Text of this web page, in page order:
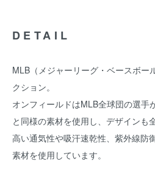
DETAIL
MLB（メジャーリーグ・ベースボー
クション。
オンフィールドはMLB全球団の選手
と同様の素材を使用し、デザインも
高い通気性や吸汗速乾性、紫外線防
素材を使用しています。